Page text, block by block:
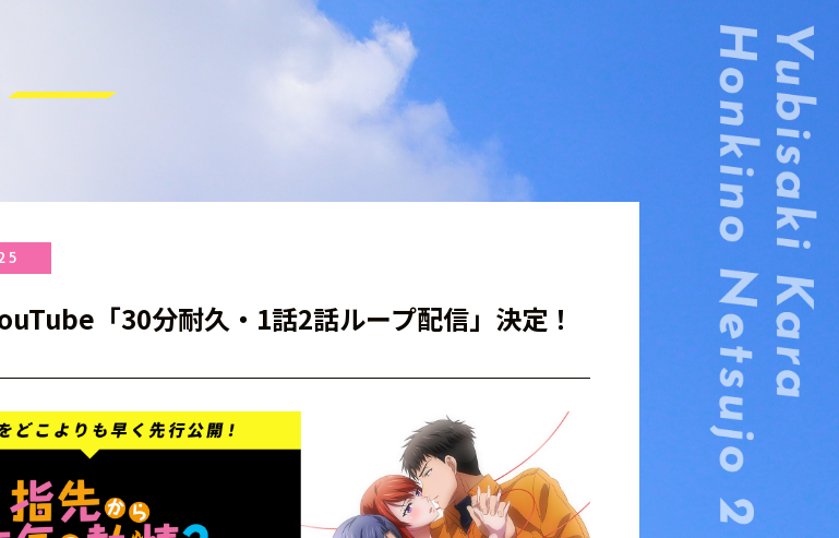
「30分耐久・1話2話ループ配信」決定！